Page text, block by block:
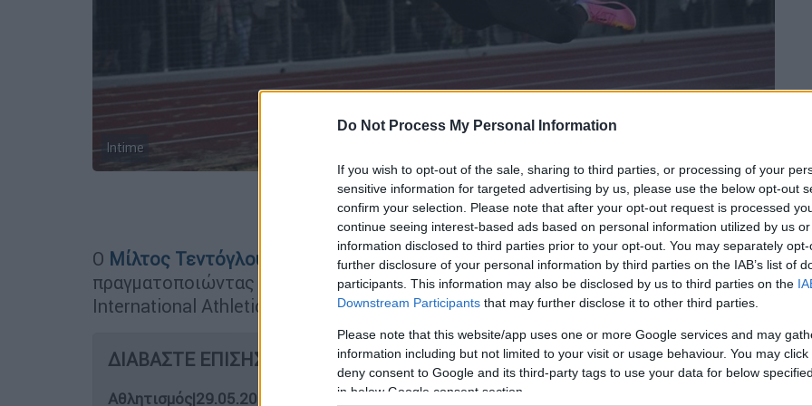
Do Not Process My Personal Information
If you wish to opt-out of the sale, sharing to third parties, or processing of your
sensitive information for targeted advertising by us, please use the below opt-out
confirm your selection. Please note that after your opt-out request is processed
continue seeing interest-based ads based on personal information utilized by us
information disclosed to third parties prior to your opt-out. You may separately
further disclosure of your personal information by third parties on the IAB’s list of
participants. This information may also be disclosed by us to third parties on the
Downstream Participants that may further disclose it to other third parties.
Please note that this website/app uses one or more Google services and may
information including but not limited to your visit or usage behaviour. You may
deny consent to Google and its third-party tags to use your data for below
in below Google consent section.
Intime
Προσθέστε το ΕΘΝΟΣ στη Google
Ο Μίλτος Τεντόγλου συνέχισε τις υψηλές πτήσεις και στηΛεμεσό ,
πραγματοποιώντας την καλύτερη εφετινή επίδοση στον κόσμο στο ΕΚΟ Cyprus
International Athletics Meeting, που διεξήχθη στο Τσίρειο Στάδιο.
ΔΙΑΒΑΣΤΕ ΕΠΙΣΗΣ
Αθλητισμός|29.05.2026 00:24